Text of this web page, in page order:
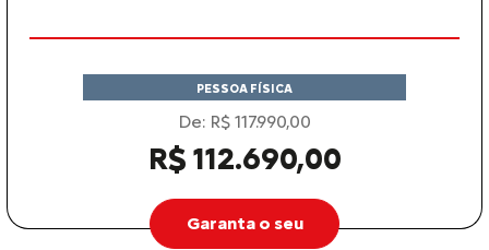
PESSOA FÍSICA
De: R$ 117.990,00
R$ 112.690,00
Garanta o seu